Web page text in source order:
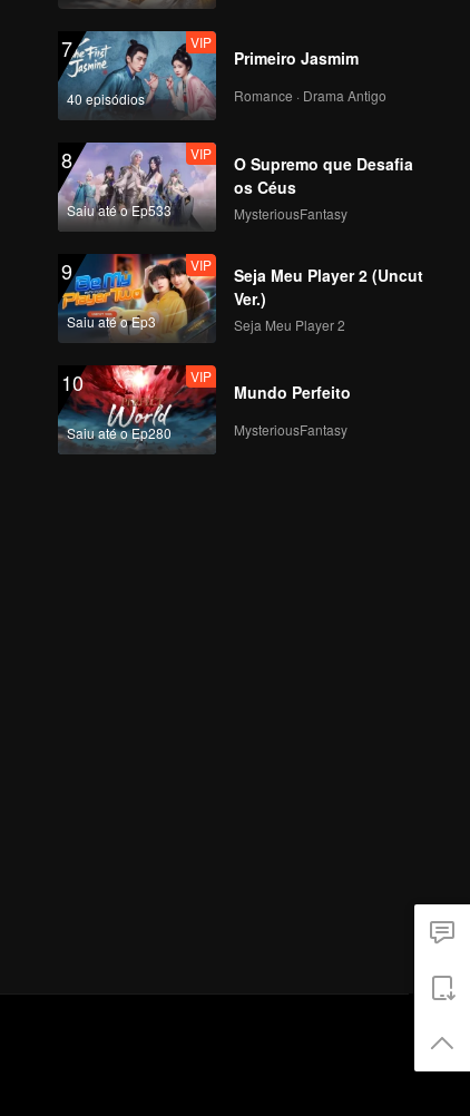
7
40 episódios
VIP
Primeiro Jasmim
Romance · Drama Antigo
8
Saiu até o Ep533
VIP
O Supremo que Desafia
os Céus
MysteriousFantasy
9
Saiu até o Ep3
VIP
Seja Meu Player 2 (Uncut
Ver.)
Seja Meu Player 2
10
Saiu até o Ep280
VIP
Mundo Perfeito
MysteriousFantasy